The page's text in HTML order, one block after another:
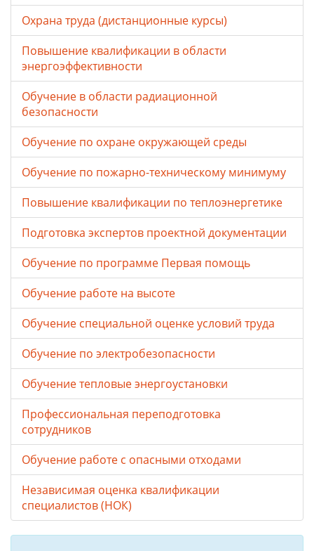
Охрана труда (дистанционные курсы)
Повышение квалификации в области
энергоэффективности
Обучение в области радиационной
безопасности
Обучение по охране окружающей среды
Обучение по пожарно-техническому минимуму
Повышение квалификации по теплоэнергетике
Подготовка экспертов проектной документации
Обучение по программе Первая помощь
Обучение работе на высоте
Обучение специальной оценке условий труда
Обучение по электробезопасности
Обучение тепловые энергоустановки
Профессиональная переподготовка
сотрудников
Обучение работе с опасными отходами
Независимая оценка квалификации
специалистов (НОК)